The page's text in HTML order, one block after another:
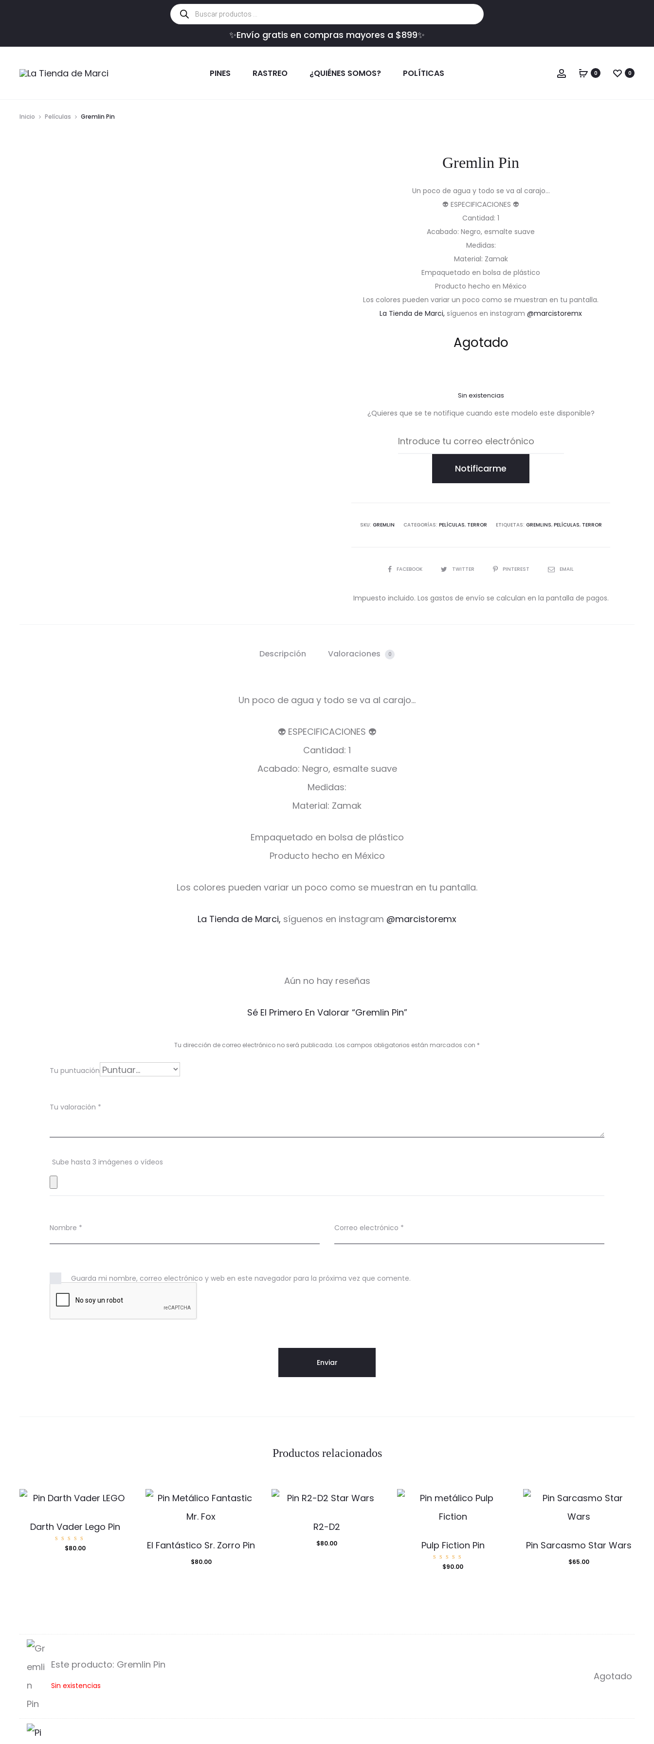
Búsqueda
de
productos
✨Envío gratis en compras mayores a $899✨
PINES RASTREO ¿QUIÉNES SOMOS? POLÍTICAS Cuenta
0 0
Inicio Películas Gremlin Pin
Gremlin Pin
Un poco de agua y todo se va al carajo…
👽 ESPECIFICACIONES 👽
Cantidad: 1
Acabado: Negro, esmalte suave
Medidas:
Material: Zamak
Empaquetado en bolsa de plástico
Producto hecho en México
Los colores pueden variar un poco como se muestran en tu pantalla.
La Tienda de Marci, síguenos en instagram @marcistoremx
Agotado
Sin existencias
¿Quieres que se te notifique cuando este modelo este disponible?
Notificarme
SKU: GREMLIN CATEGORÍAS: PELÍCULAS, TERROR ETIQUETAS: GREMLINS, PELÍCULAS, TERROR
COMPARTIR
FACEBOOK TWITTER PINTEREST EMAIL
Impuesto incluido. Los gastos de envío se calculan en la pantalla de pagos.
Descripción Valoraciones 0
Un poco de agua y todo se va al carajo…
👽 ESPECIFICACIONES 👽
Cantidad: 1
Acabado: Negro, esmalte suave
Medidas:
Material: Zamak
Empaquetado en bolsa de plástico
Producto hecho en México
Los colores pueden variar un poco como se muestran en tu pantalla.
La Tienda de Marci, síguenos en instagram @marcistoremx
r
c
n
e
Aún no hay reseñas
Sé El Primero En Valorar “Gremlin Pin”
Tu dirección de correo electrónico no será publicada. Los campos obligatorios están marcados con *
Tu puntuación
Tu valoración *
Sube hasta 3 imágenes o vídeos
Nombre * Correo electrónico *
Guarda mi nombre, correo electrónico y web en este navegador para la próxima vez que comente.
Productos relacionados
Darth Vader Lego Pin
Valorad
o con
$80.00 El Fantástico Sr. Zorro Pin
$80.00
R2-D2
$80.00 Pulp Fiction Pin
Valorad
o con
$90.00
Pin Sarcasmo Star Wars
$65.00
G
e
Este producto: Gremlin Pin
Sin existencias
Agotado